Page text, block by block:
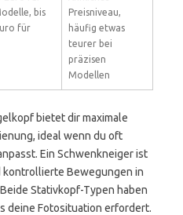
bis
für
Preisniveau,
häufig etwas
teurer bei
präzisen
Modellen
bietet dir maximale
ideal wenn du oft
Ein Schwenkneiger ist
kontrollierte Bewegungen in
Stativkopf-Typen haben
deine Fotosituation erfordert.